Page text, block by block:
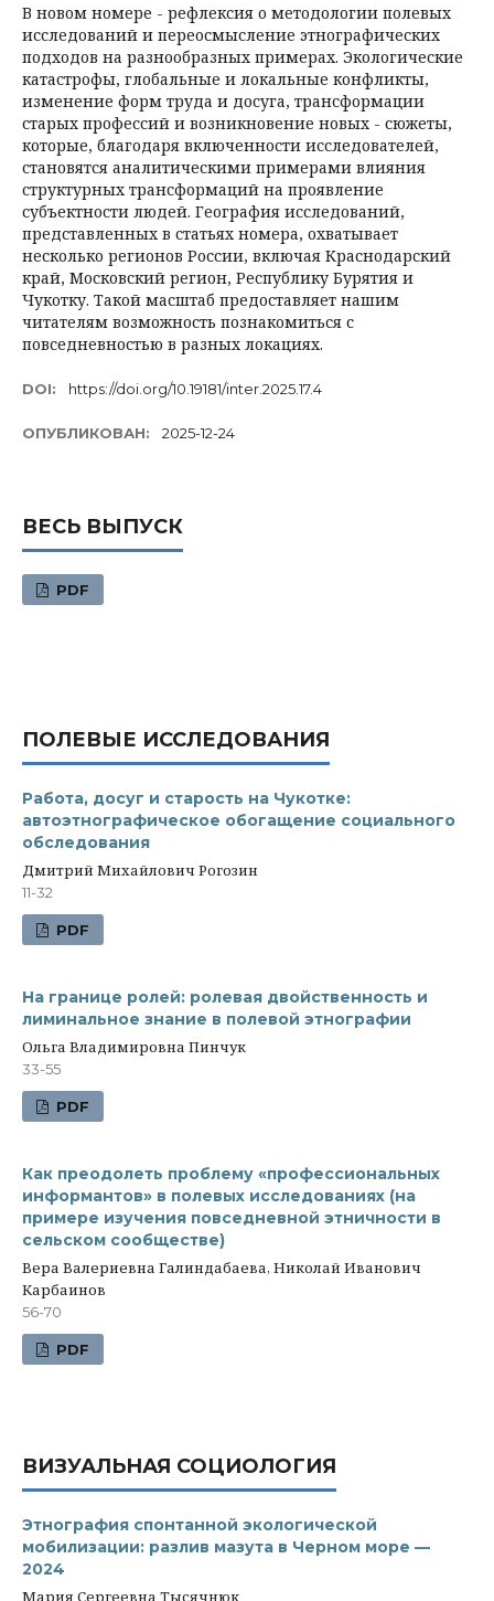
В новом номере - рефлексия о методологии полевых
исследований и переосмысление этнографических
подходов на разнообразных примерах. Экологические
катастрофы, глобальные и локальные конфликты,
изменение форм труда и досуга, трансформации
старых профессий и возникновение новых - сюжеты,
которые, благодаря включенности исследователей,
становятся аналитическими примерами влияния
структурных трансформаций на проявление
субъектности людей. География исследований,
представленных в статьях номера, охватывает
несколько регионов России, включая Краснодарский
край, Московский регион, Республику Бурятия и
Чукотку. Такой масштаб предоставляет нашим
читателям возможность познакомиться с
повседневностью в разных локациях.
DOI: https://doi.org/10.19181/inter.2025.17.4
ОПУБЛИКОВАН: 2025-12-24
ВЕСЬ ВЫПУСК
PDF
ПОЛЕВЫЕ ИССЛЕДОВАНИЯ
Работа, досуг и старость на Чукотке:
автоэтнографическое обогащение социального
обследования
Дмитрий Михайлович Рогозин
11-32
PDF
На границе ролей: ролевая двойственность и
лиминальное знание в полевой этнографии
Ольга Владимировна Пинчук
33-55
PDF
Как преодолеть проблему «профессиональных
информантов» в полевых исследованиях (на
примере изучения повседневной этничности в
сельском сообществе)
Вера Валериевна Галиндабаева, Николай Иванович
Карбаинов
56-70
PDF
ВИЗУАЛЬНАЯ СОЦИОЛОГИЯ
Этнография спонтанной экологической
мобилизации: разлив мазута в Черном море —
2024
Мария Сергеевна Тысячнюк